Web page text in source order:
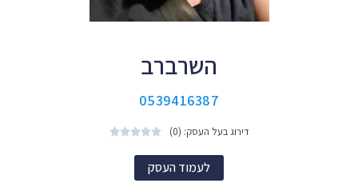
השרברב
0539416387
דירוג בעל העסק: (0) 




לעמוד העסק